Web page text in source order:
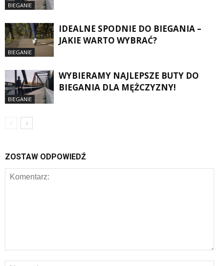
BIEGANIE
BIEGANIE
IDEALNE SPODNIE DO BIEGANIA –
JAKIE WARTO WYBRAĆ?
BIEGANIE
WYBIERAMY NAJLEPSZE BUTY DO
BIEGANIA DLA MĘŻCZYZNY!
ZOSTAW ODPOWIEDŹ